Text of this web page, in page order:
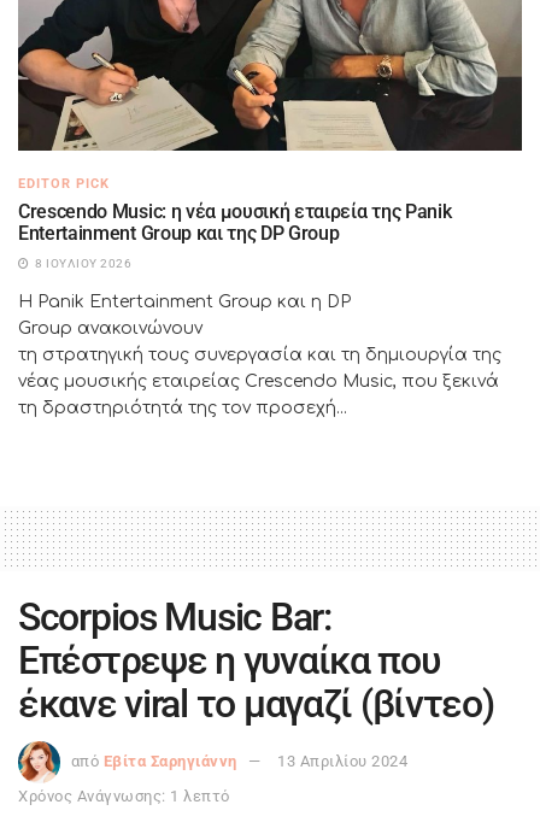
EDITOR PICK
Crescendo Music: η νέα μουσική εταιρεία της Panik
Entertainment Group και της DP Group
8 ΙΟΥΛΊΟΥ 2026
Η Panik Entertainment Group και η DP
Group ανακοινώνουν
τη στρατηγική τους συνεργασία και τη δημιουργία της
νέας μουσικής εταιρείας Crescendo Music, που ξεκινά
τη δραστηριότητά της τον προσεχή...
Scorpios Music Bar:
Επέστρεψε η γυναίκα που
έκανε viral το μαγαζί (βίντεο)
από Εβίτα Σαρηγιάννη
13 Απριλίου 2024
Χρόνος Ανάγνωσης: 1 λεπτό